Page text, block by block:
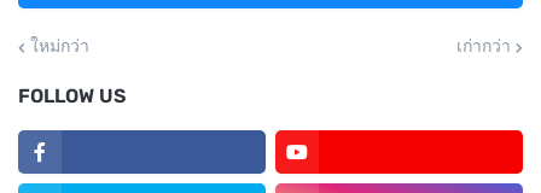
ใหม่กว่า เก่ากว่า
FOLLOW US